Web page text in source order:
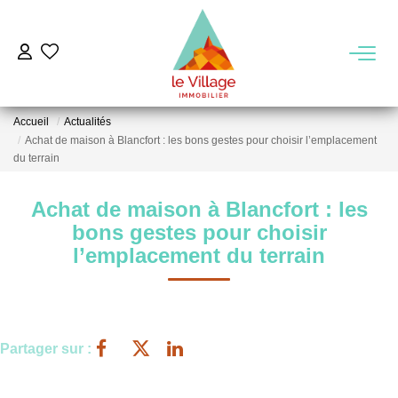
VENTE
LOCATION
MIEUX NOUS CONNAITRE
Notre Région
Accueil
Actualités
Achat de maison à Blancfort : les bons gestes pour choisir l’emplacement
du terrain
Achat de maison à Blancfort : les
bons gestes pour choisir
l’emplacement du terrain
Partager sur :